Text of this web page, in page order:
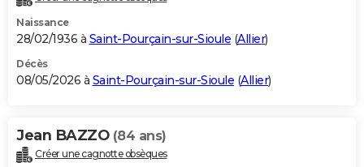
Destinations
City break
Voyage nature
Voyage de noces
Forum
Climat
+PHOTO
GUIDES D'ACHAT
BONS PLANS
Carte de Noël
Carte Bonne année
Carte Saint-Valentin
Carte Pâques
Carte d'anniversaire
DICTIONNAIRE
Naissance
28/02/1936 à Saint-Pourçain-sur-Sioule (Allier)
Décès
08/05/2026 à Saint-Pourçain-sur-Sioule (Allier)
Jean BAZZO (84 ans)
Créer une cagnotte obsèques